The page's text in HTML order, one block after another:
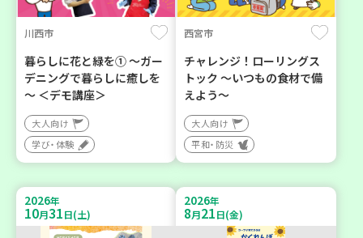
川西市
暮らしに花と緑を① ～ガー
デニングで暮らしに癒しを
～ ＜デモ講座＞
大人向け
学び・体験
西宮市
チャレンジ！ローリングス
トック ～いつもの食材で備
えよう～
大人向け
平和・防災
2026年
10月31日(土)
2026年
8月21日(金)